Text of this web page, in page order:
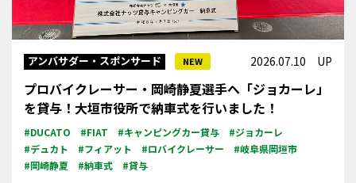
アンバサダー・スポンサード NEW 2026.07.10 UP
プロバイクレーサー・岡崎静夏選手へ「ジョカーレ」
を貸与！大垣市役所で納車式を行いました！
#DUCATO #FIAT #キャンピングカー貸与
#ジョカーレ
#デュカト
#フィアット #ロバイクレーサー
#岐阜県岡垣市
#岡崎静夏
#納車式 #貸与